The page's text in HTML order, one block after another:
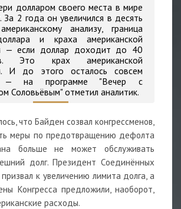
долларом своего места в мире
За 2 года он увеличился в десять
анализу, граница
и краха американской
— если доллар доходит до 40
Это крах американской
И до этого осталось совсем
— на программе "Вечер с
Соловьёвым" отметил аналитик.
что Байден созвал конгрессменов,
меры по предотвращению дефолта
больше не может обслуживать
долг. Президент Соединённых
к увеличению лимита долга, а
Конгресса предложили, наоборот,
расходы.